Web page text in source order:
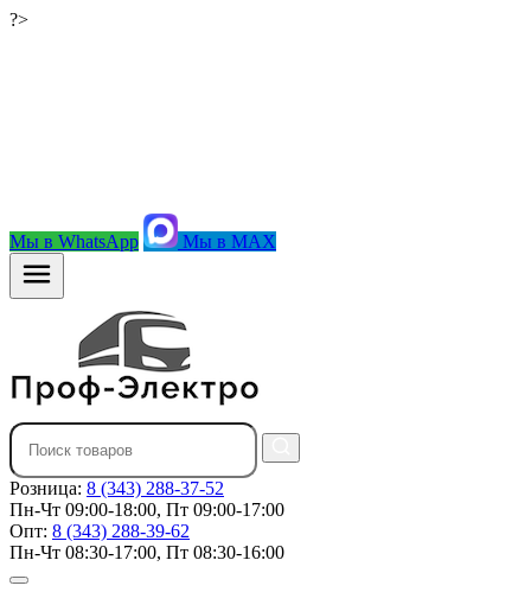
?>
Мы в WhatsApp Мы в MAX
Розница: 8 (343) 288-37-52
Пн-Чт 09:00-18:00, Пт 09:00-17:00
Опт: 8 (343) 288-39-62
Пн-Чт 08:30-17:00, Пт 08:30-16:00